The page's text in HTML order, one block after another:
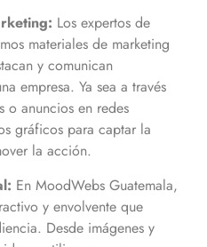
Los expertos de
materiales de marketing
y comunican
empresa. Ya sea a través
o anuncios en redes
gráficos para captar la
la acción.
En MoodWebs Guatemala,
y envolvente que
Desde imágenes y